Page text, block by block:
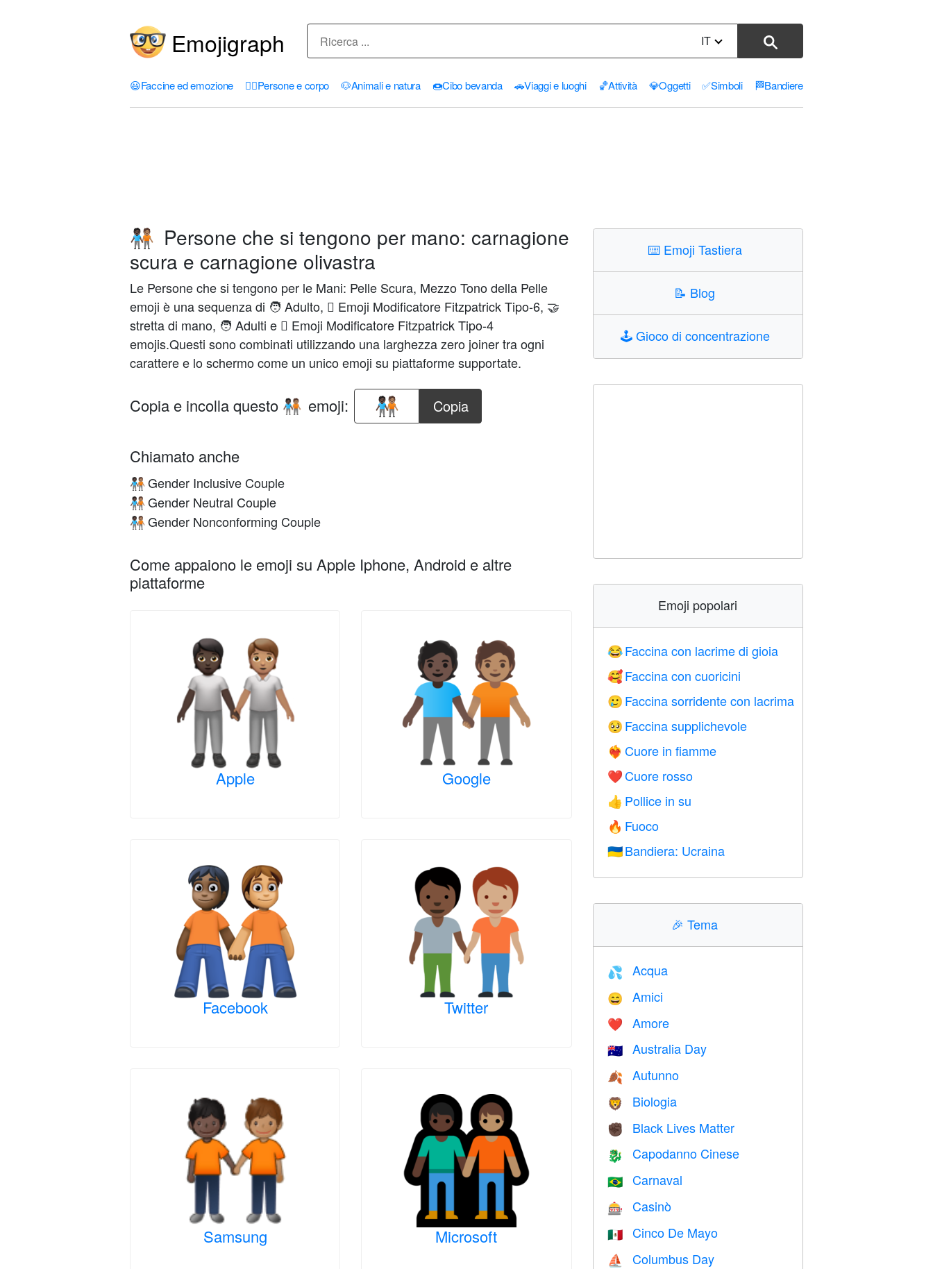
Emojigraph IT
😃Faccine ed emozione 🤦‍♀️Persone e corpo 🐶Animali e natura 🍩Cibo bevanda 🚗Viaggi e luoghi 🏀Attività 💎Oggetti ✅Simboli 🏁Bandiere
🧑🏿‍🤝‍🧑🏽 Persone che si tengono per mano: carnagione
scura e carnagione olivastra
Le Persone che si tengono per le Mani: Pelle Scura, Mezzo Tono della Pelle
emoji è una sequenza di 🧑 Adulto, 🏿 Emoji Modificatore Fitzpatrick Tipo-6, 🤝
stretta di mano, 🧑 Adulti e 🏽 Emoji Modificatore Fitzpatrick Tipo-4
emojis.Questi sono combinati utilizzando una larghezza zero joiner tra ogni
carattere e lo schermo come un unico emoji su piattaforme supportate.
Copia e incolla questo 🧑🏿‍🤝‍🧑🏽 emoji: Copia
Chiamato anche
🧑🏿‍🤝‍🧑🏽Gender Inclusive Couple
🧑🏿‍🤝‍🧑🏽Gender Neutral Couple
🧑🏿‍🤝‍🧑🏽Gender Nonconforming Couple
Come appaiono le emoji su Apple Iphone, Android e altre
piattaforme
Apple Google
Facebook Twitter
Samsung Microsoft
⌨️ Emoji Tastiera
📝 Blog
🕹️Gioco di concentrazione
Emoji popolari
😂 Faccina con lacrime di gioia
🥰 Faccina con cuoricini
🥲 Faccina sorridente con lacrima
🥺 Faccina supplichevole
❤️‍🔥 Cuore in fiamme
❤️ Cuore rosso
👍 Pollice in su
🔥 Fuoco
🇺🇦 Bandiera: Ucraina
🎉Tema
💦 Acqua
😄 Amici
❤️️ Amore
🇦🇺 Australia Day
🍂 Autunno
🦁 Biologia
✊🏿 Black Lives Matter
🐉 Capodanno Cinese
🇧🇷 Carnaval
🎰 Casinò
🇲🇽 Cinco De Mayo
⛵️ Columbus Day